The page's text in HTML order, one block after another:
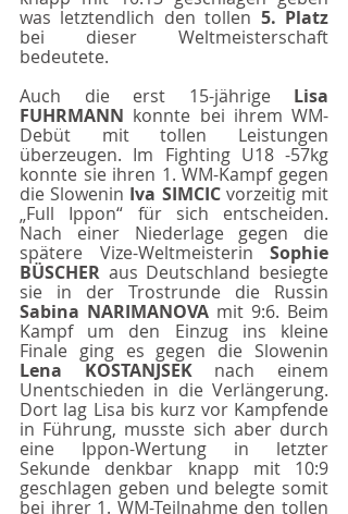
was letztendlich den tollen
bei dieser Weltmeisterschaft
bedeutete.
Auch die erst 15-jährige Lisa
FUHRMANN konnte bei ihrem WM-
Debüt mit tollen Leistungen
überzeugen. Im Fighting U18 -57kg
konnte sie ihren 1. WM-Kampf gegen
die Slowenin Iva SIMCIC vorzeitig mit
„Full Ippon“ für sich entscheiden.
Nach einer Niederlage gegen die
spätere Vize-Weltmeisterin Sophie
BÜSCHER aus Deutschland besiegte
Sabina NARIMANOVA mit 9:6. Beim
Kampf um den Einzug ins kleine
Lena KOSTANJSEK nach einem
Unentschieden in die Verlängerung.
Dort lag Lisa bis kurz vor Kampfende
in Führung, musste sich aber durch
eine Ippon-Wertung in letzter
Sekunde denkbar knapp mit 10:9
geschlagen geben und belegte somit